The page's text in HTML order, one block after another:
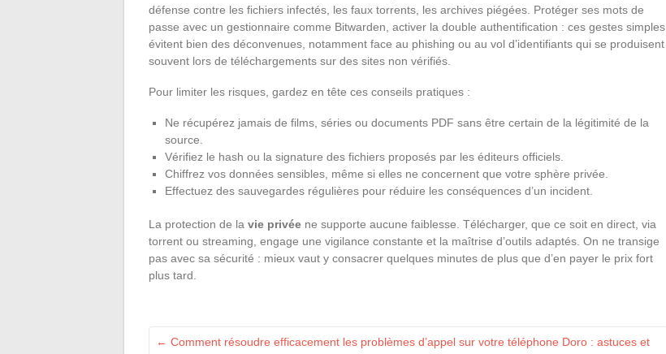
défense contre les fichiers infectés, les faux torrents, les archives piégées. Protéger ses mots de
passe avec un gestionnaire comme Bitwarden, activer la double authentification : ces gestes simples
évitent bien des déconvenues, notamment face au phishing ou au vol d’identifiants qui se produisent
souvent lors de téléchargements sur des sites non vérifiés.
Pour limiter les risques, gardez en tête ces conseils pratiques :
Ne récupérez jamais de films, séries ou documents PDF sans être certain de la légitimité de la
source.
Vérifiez le hash ou la signature des fichiers proposés par les éditeurs officiels.
Chiffrez vos données sensibles, même si elles ne concernent que votre sphère privée.
Effectuez des sauvegardes régulières pour réduire les conséquences d’un incident.
La protection de la vie privée ne supporte aucune faiblesse. Télécharger, que ce soit en direct, via
torrent ou streaming, engage une vigilance constante et la maîtrise d’outils adaptés. On ne transige
pas avec sa sécurité : mieux vaut y consacrer quelques minutes de plus que d’en payer le prix fort
plus tard.
← Comment résoudre efficacement les problèmes d’appel sur votre téléphone Doro : astuces et